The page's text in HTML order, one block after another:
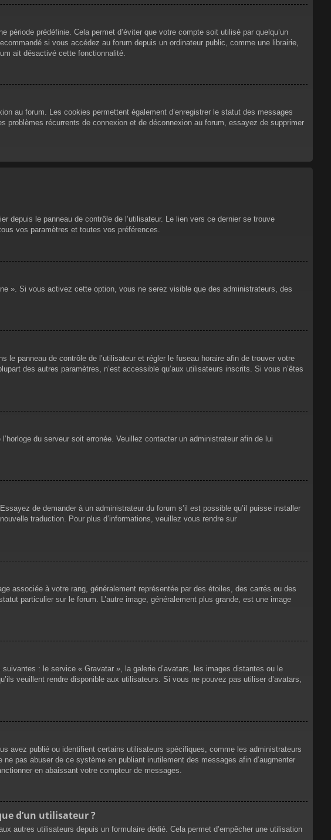
prédéfinie. Cela permet d’éviter que votre compte soit utilisé par quelqu’un
si vous accédez au forum depuis un ordinateur public, comme une librairie,
ait désactivé cette fonctionnalité.
au forum. Les cookies permettent également d’enregistrer le statut des messages
récurrents de connexion et de déconnexion au forum, essayez de supprimer
le panneau de contrôle de l’utilisateur. Le lien vers ce dernier se trouve
vos paramètres et toutes vos préférences.
». Si vous activez cette option, vous ne serez visible que des administrateurs, des
le panneau de contrôle de l’utilisateur et régler le fuseau horaire afin de trouver votre
des autres paramètres, n’est accessible qu’aux utilisateurs inscrits. Si vous n’êtes
du serveur soit erronée. Veuillez contacter un administrateur afin de lui
de demander à un administrateur du forum s’il est possible qu’il puisse installer
traduction. Pour plus d’informations, veuillez vous rendre sur
associée à votre rang, généralement représentée par des étoiles, des carrés ou des
particulier sur le forum. L’autre image, généralement plus grande, est une image
: le service « Gravatar », la galerie d’avatars, les images distantes ou le
veuillent rendre disponible aux utilisateurs. Si vous ne pouvez pas utiliser d’avatars,
avez publié ou identifient certains utilisateurs spécifiques, comme les administrateurs
pas abuser de ce système en publiant inutilement des messages afin d’augmenter
en abaissant votre compteur de messages.
d’un utilisateur ?
autres utilisateurs depuis un formulaire dédié. Cela permet d’empêcher une utilisation